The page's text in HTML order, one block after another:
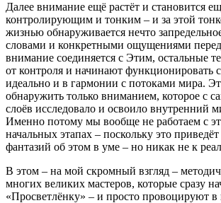
Далее внимание ещё растёт и становится
контролирующим и тонким – и за этой
жизнью обнаруживается нечто
словами и конкретными ощущениями
внимание соединяется с Этим, остальные
от контроля и начинают функционировать
идеально и в гармонии с потоками мира.
обнаружить только вниманием, которое с
слоёв исследовало и освоило внутренний
Именно потому мы вообще не работаем с
начальных этапах – поскольку это
фантазий об этом в уме – но никак не к
В этом – на мой скромный взгляд –
многих великих мастеров, которые сразу
«Просветлёнку» – и просто провоцируют